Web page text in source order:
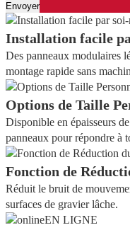
Envoyer
Installation facile
Des panneaux modulaires
montage rapide sans
Options de Taille
Disponible en épaisseurs
panneaux pour répondre à
Fonction de
Réduit le bruit de
surfaces de gravier lâche.
EN LIGNE